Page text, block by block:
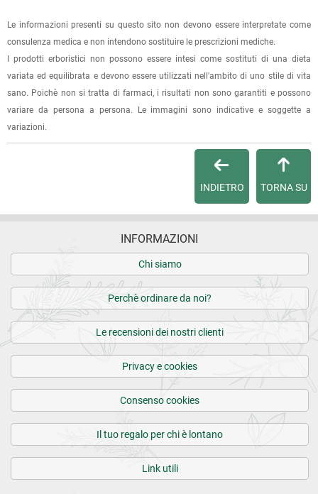
Una buona tisana
24.08.2021
Profumo intenso!!!
Profumato e buono. Piacevole
Buonissimo infuso, pieno di frutti.
buono e gradevole
7 recensioni verificate daeKomi
oppure dalla fattura se richiesta al momento dell'ordine
(selezionando l'apposita casella del modulo d'ordine e
specificando l'indirizzo di fatturazione).
Dalla tua Area Clientepotrai verificare lo stato di lavorazione
dell'ordine e lo stato della spedizione.
Condizioni di vendita
Le informazioni presenti su questo sito non devono essere interpretate come
consulenza medica e non intendono sostituire le prescrizioni mediche.
I prodotti erboristici non possono essere intesi come sostituti di una dieta
variata ed equilibrata e devono essere utilizzati nell'ambito di uno stile di vita
sano. Poichè non si tratta di farmaci, i risultati non sono garantiti e possono
variare da persona a persona. Le immagini sono indicative e soggette a
variazioni.
TORNA SU
INDIETRO
INFORMAZIONI
Chi siamo
Perchè ordinare da noi?
Le recensioni dei nostri clienti
Privacy e cookies
Consenso cookies
Il tuo regalo per chi è lontano
Link utili